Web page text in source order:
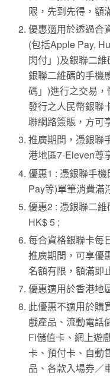
限，先到先得，額
優惠適用於透過合
(包括Apple Pay,
閃付」)及銀聯二
銀聯二維碼的手機
碼」)進行之交易
發行之人民幣銀聯
聯網路簽賬，方可
推廣期間，憑銀聯
港地區7-Eleven尊
優惠1 : 憑銀聯手
Pay等)單筆消費滿
優惠2 : 憑銀聯二
HK$ 5 ;
每合資格銀聯卡每
推廣期間，可享優
名額有限，額滿即
優惠適用於香港地
此優惠不適用於購
戲產品、流動電話
Fi儲值卡、網上遊
卡、預付卡、自動
品、各款入場券／